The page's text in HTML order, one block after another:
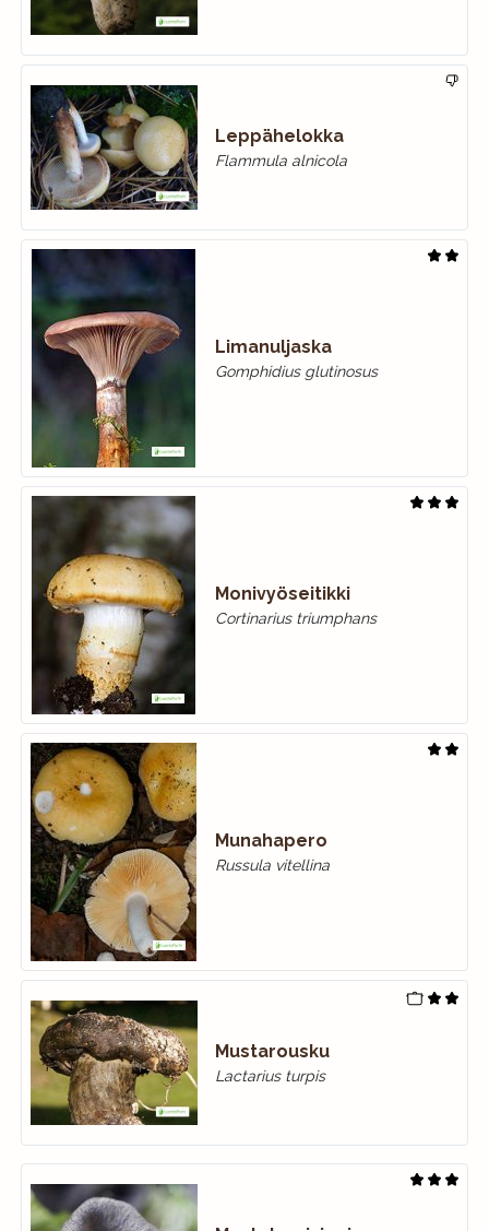
Leppähelokka
Flammula alnicola
Limanuljaska
Gomphidius glutinosus
Monivyöseitikki
Cortinarius triumphans
Munahapero
Russula vitellina
Mustarousku
Lactarius turpis